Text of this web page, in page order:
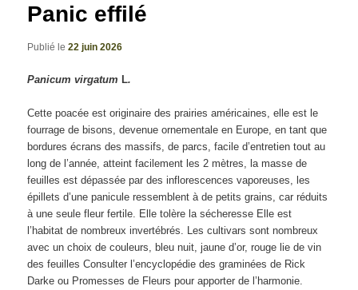
Panic effilé
Publié le22 juin 2026
Panicum virgatum L.
Cette poacée est originaire des prairies américaines, elle est le
fourrage de bisons, devenue ornementale en Europe, en tant que
bordures écrans des massifs, de parcs, facile d’entretien tout au
long de l’année, atteint facilement les 2 mètres, la masse de
feuilles est dépassée par des inflorescences vaporeuses, les
épillets d’une panicule ressemblent à de petits grains, car réduits
à une seule fleur fertile. Elle tolère la sécheresse Elle est
l’habitat de nombreux invertébrés. Les cultivars sont nombreux
avec un choix de couleurs, bleu nuit, jaune d’or, rouge lie de vin
des feuilles Consulter l’encyclopédie des graminées de Rick
Darke ou Promesses de Fleurs pour apporter de l’harmonie.